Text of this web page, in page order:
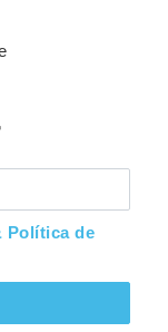
Política de